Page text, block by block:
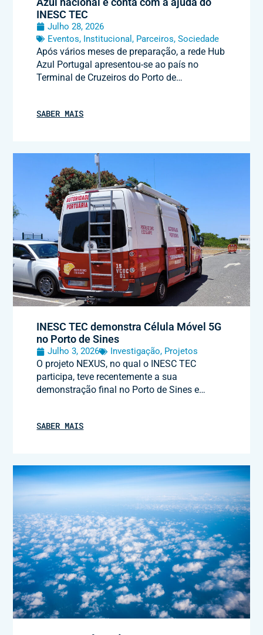
INESC TEC
Julho 28, 2026
Eventos, Institucional, Parceiros,Sociedade
Após vários meses de preparação, a rede Hub
Azul Portugal apresentou-se ao país no
Terminal de Cruzeiros do Porto de…
SABER MAIS
INESC TEC demonstra Célula Móvel 5G
no Porto de Sines
Julho 3, 2026 Investigação, Projetos
O projeto NEXUS, no qual o INESC TEC
participa, teve recentemente a sua
demonstração final no Porto de Sines e…
SABER MAIS